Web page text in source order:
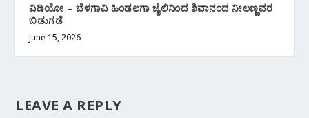
ವಿಡಿಯೋ – ಬೆಳಗಾವಿ ಹಿಂಡಲಗಾ ಜೈಲಿನಿಂದ ಶಿವಾನಂದ ನೀಲಣ್ಣವರ
ಬಿಡುಗಡೆ
June 15, 2026
LEAVE A REPLY